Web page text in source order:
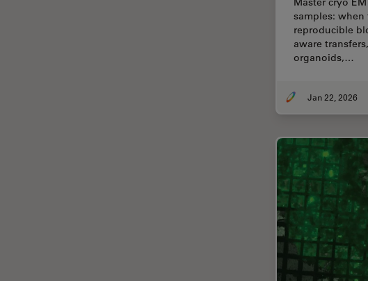
samples: when
reproducible
aware
organoids,…
Jan 22, 2026